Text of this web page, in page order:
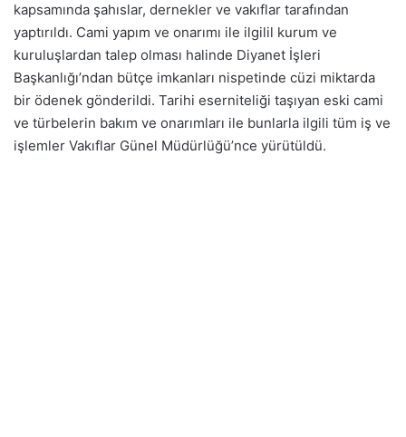
kapsamında şahıslar, dernekler ve vakıflar tarafından
yaptırıldı. Cami yapım ve onarımı ile ilgilil kurum ve
kuruluşlardan talep olması halinde Diyanet İşleri
Başkanlığı’ndan bütçe imkanları nispetinde cüzi miktarda
bir ödenek gönderildi. Tarihi eserniteliği taşıyan eski cami
ve türbelerin bakım ve onarımları ile bunlarla ilgili tüm iş ve
işlemler Vakıflar Günel Müdürlüğü’nce yürütüldü.